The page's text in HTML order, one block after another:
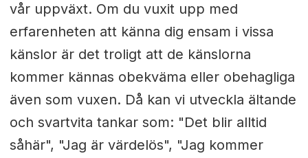
vår uppväxt. Om du vuxit upp med
erfarenheten att känna dig ensam i vissa
känslor är det troligt att de känslorna
kommer kännas obekväma eller obehagliga
även som vuxen. Då kan vi utveckla ältande
och svartvita tankar som: "Det blir alltid
såhär", "Jag är värdelös", "Jag kommer